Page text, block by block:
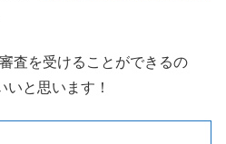
査を受けることができるの
と思います！